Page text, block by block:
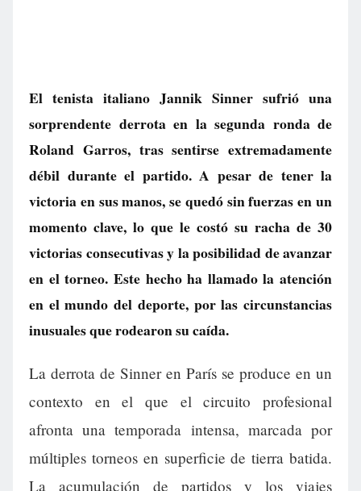
El tenista italiano Jannik Sinner sufrió una
sorprendente derrota en la segunda ronda de
Roland Garros, tras sentirse extremadamente
débil durante el partido. A pesar de tener la
victoria en sus manos, se quedó sin fuerzas en un
momento clave, lo que le costó su racha de 30
victorias consecutivas y la posibilidad de avanzar
en el torneo. Este hecho ha llamado la atención
en el mundo del deporte, por las circunstancias
inusuales que rodearon su caída.
La derrota de Sinner en París se produce en un
contexto en el que el circuito profesional
afronta una temporada intensa, marcada por
múltiples torneos en superficie de tierra batida.
La acumulación de partidos y los viajes